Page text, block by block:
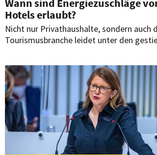
Wann sind Energiezuschläge
Hotels erlaubt?
Nicht nur Privathaushalte, sondern auch
Tourismusbranche leidet unter den
Zuschläge. Ist das rechtens?